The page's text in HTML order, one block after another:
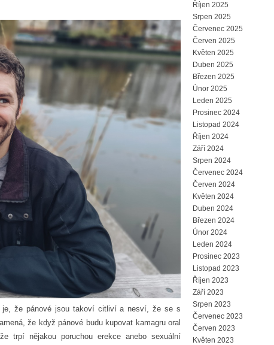
je, že pánové jsou takoví citliví a nesví, že se s
že když pánové budu kupovat kamagru oral
trpí nějakou poruchou erekce anebo sexuální
Říjen 2025
Srpen 2025
Červenec 2025
Červen 2025
Květen 2025
Duben 2025
Březen 2025
Únor 2025
Leden 2025
Prosinec 2024
Listopad 2024
Říjen 2024
Září 2024
Srpen 2024
Červenec 2024
Červen 2024
Květen 2024
Duben 2024
Březen 2024
Únor 2024
Leden 2024
Prosinec 2023
Listopad 2023
Říjen 2023
Září 2023
Srpen 2023
Červenec 2023
Červen 2023
Květen 2023